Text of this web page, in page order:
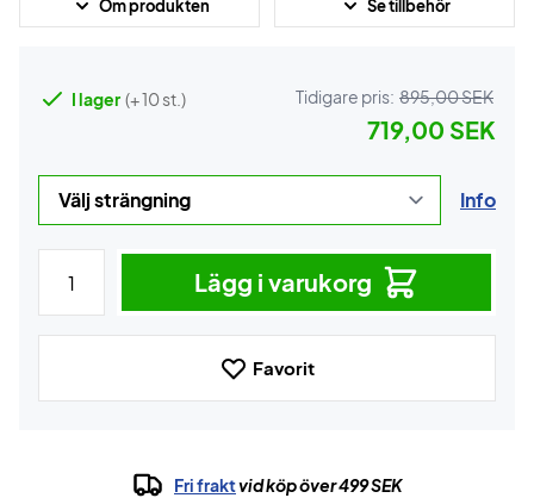
Om produkten Se tillbehör
I lager (+ 10 st.) Tidigare pris: 895,00 SEK
719,00 SEK
Info
Lägg i varukorg
Favorit
Fri fraktvid köp över 499 SEK